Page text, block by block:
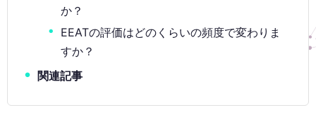
か？
EEATの評価はどのくらいの頻度で変わりま
すか？
関連記事